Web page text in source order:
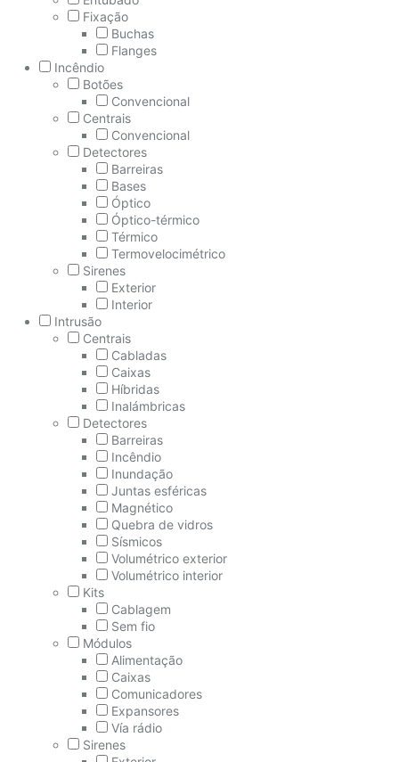
Fixação
Buchas
Flanges
Incêndio
Botões
Convencional
Centrais
Convencional
Detectores
Barreiras
Bases
Óptico
Óptico-térmico
Térmico
Termovelocimétrico
Sirenes
Exterior
Interior
Intrusão
Centrais
Cabladas
Caixas
Híbridas
Inalámbricas
Detectores
Barreiras
Incêndio
Inundação
Juntas esféricas
Magnético
Quebra de vidros
Sísmicos
Volumétrico exterior
Volumétrico interior
Kits
Cablagem
Sem fio
Módulos
Alimentação
Caixas
Comunicadores
Expansores
Vía rádio
Sirenes